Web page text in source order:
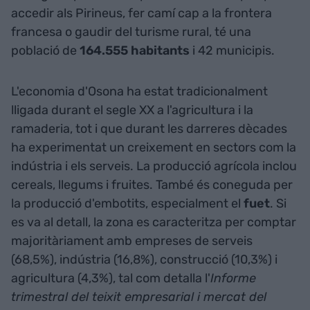
accedir als Pirineus, fer camí cap a la frontera
francesa o gaudir del turisme rural, té una
població de 164.555 habitants i 42 municipis.
L'economia d'Osona ha estat tradicionalment
lligada durant el segle XX a l'agricultura i la
ramaderia, tot i que durant les darreres dècades
ha experimentat un creixement en sectors com la
indústria i els serveis. La producció agrícola inclou
cereals, llegums i fruites. També és coneguda per
la producció d'embotits, especialment el fuet. Si
es va al detall, la zona es caracteritza per comptar
majoritàriament amb empreses de serveis
(68,5%), indústria (16,8%), construcció (10,3%) i
agricultura (4,3%), tal com detalla l'Informe
trimestral del teixit empresarial i mercat del